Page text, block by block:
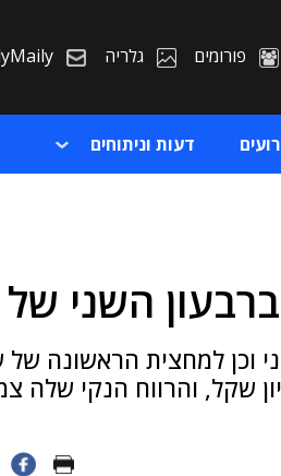
פורומים גלריה
דעות וניתוחים
השני